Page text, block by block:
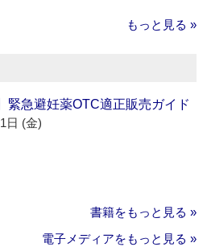
もっと見る »
緊急避妊薬OTC適正販売ガイド
日 (金)
書籍をもっと見る »
電子メディアをもっと見る »